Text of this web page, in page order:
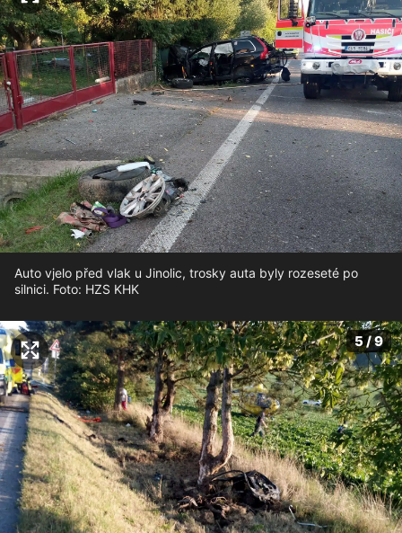
Auto vjelo před vlak u Jinolic, trosky auta byly rozeseté po
silnici. Foto: HZS KHK
5 / 9